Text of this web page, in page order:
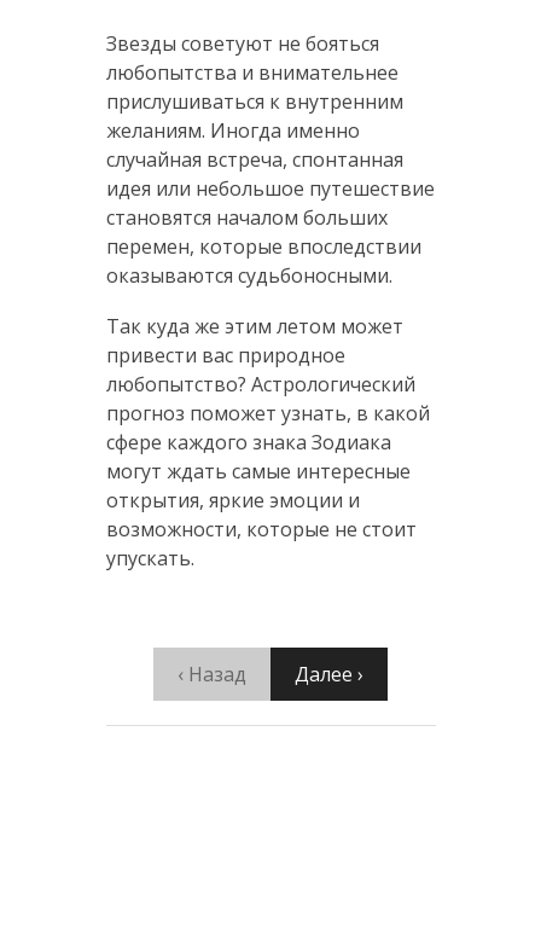
Звезды советуют не бояться
любопытства и внимательнее
прислушиваться к внутренним
желаниям. Иногда именно
случайная встреча, спонтанная
идея или небольшое путешествие
становятся началом больших
перемен, которые впоследствии
оказываются судьбоносными.
Так куда же этим летом может
привести вас природное
любопытство? Астрологический
прогноз поможет узнать, в какой
сфере каждого знака Зодиака
могут ждать самые интересные
открытия, яркие эмоции и
возможности, которые не стоит
упускать.
‹ Назад Далее ›